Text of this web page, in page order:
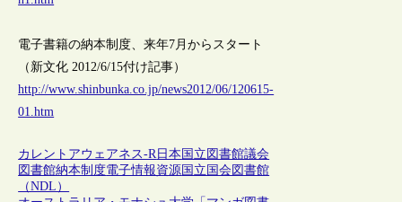
電子書籍の納本制度、来年7月からスタート
（新文化 2012/6/15付け記事）
http://www.shinbunka.co.jp/news2012/06/120615-
01.htm
カレントアウェアネス-R 日本 国立図書館議会
図書館納本制度電子情報資源国立国会図書館
（NDL）